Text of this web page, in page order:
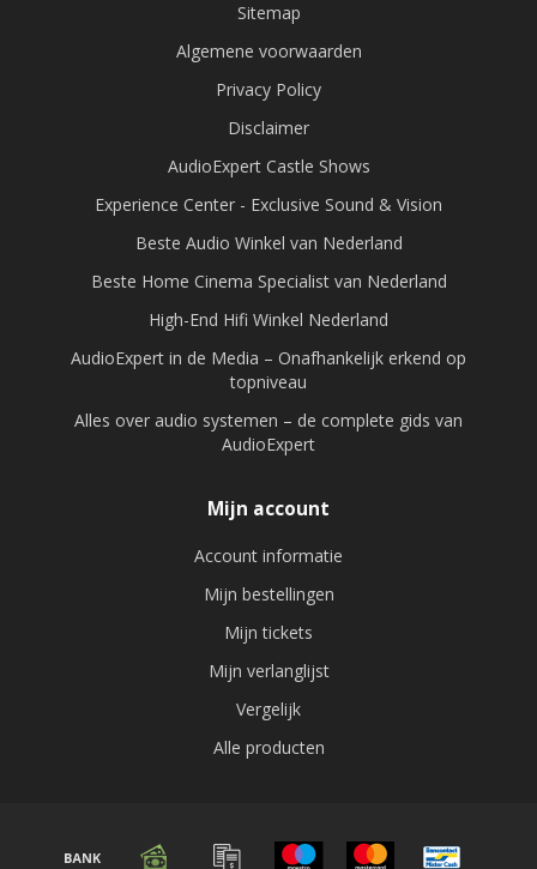
Sitemap
Algemene voorwaarden
Privacy Policy
Disclaimer
AudioExpert Castle Shows
Experience Center - Exclusive Sound & Vision
Beste Audio Winkel van Nederland
Beste Home Cinema Specialist van Nederland
High-End Hifi Winkel Nederland
AudioExpert in de Media – Onafhankelijk erkend op
topniveau
Alles over audio systemen – de complete gids van
AudioExpert
Mijn account
Account informatie
Mijn bestellingen
Mijn tickets
Mijn verlanglijst
Vergelijk
Alle producten